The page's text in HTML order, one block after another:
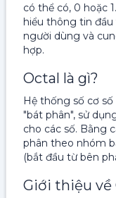
có thể có, 0 hoặc
hiểu thông tin đầu
người dùng và
hợp.
Octal là gì?
Hệ thống số cơ
"bát phân", sử
cho các số. Bằng
phân theo nhóm
(bắt đầu từ bên
Giới thiệu về